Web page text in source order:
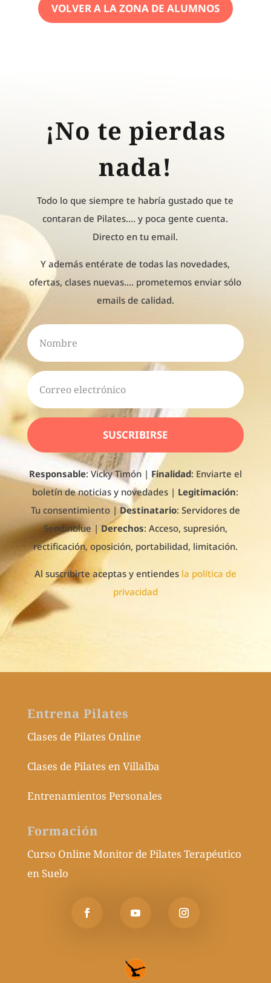
VOLVER A LA ZONA DE ALUMNOS
¡No te pierdas
nada!
Todo lo que siempre te habría gustado que te
contaran de Pilates.... y poca gente cuenta.
Directo en tu email.
Y además entérate de todas las novedades,
ofertas, clases nuevas.... prometemos enviar sólo
emails de calidad.
SUSCRIBIRSE
Responsable: Vicky Timón| Finalidad: Enviarte el
boletín de noticias y novedades | Legitimación:
Tu consentimiento |Destinatario: Servidores de
Sendinblue | Derechos: Acceso, supresión,
rectificación, oposición, portabilidad, limitación.
Al suscribirte aceptas y entiendes la política de
privacidad
Entrena Pilates
Clases de Pilates Online
Clases de Pilates en Villalba
Entrenamientos Personales
Formación
Curso Online Monitor de Pilates Terapéutico
en Suelo